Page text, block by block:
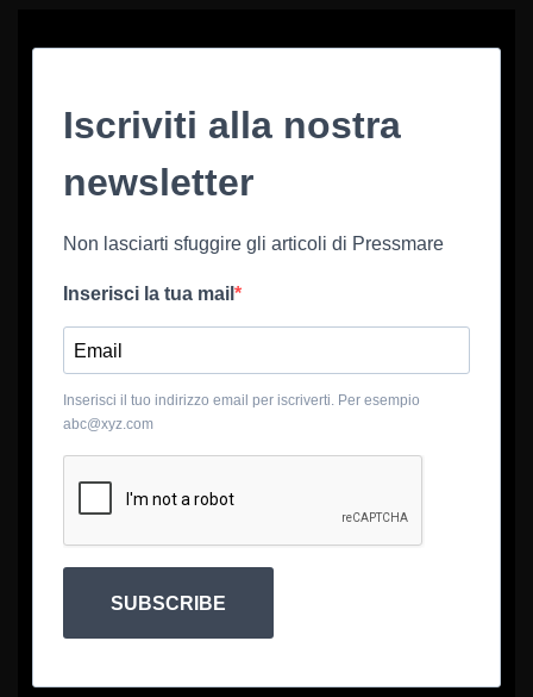
Iscriviti alla nostra
newsletter
Non lasciarti sfuggire gli articoli di Pressmare
Inserisci la tua mail
Inserisci il tuo indirizzo email per iscriverti. Per esempio
abc@xyz.com
SUBSCRIBE